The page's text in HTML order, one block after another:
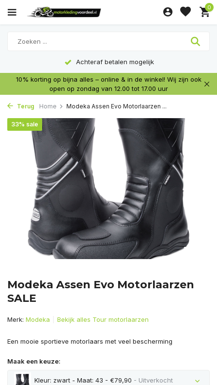
0
Achteraf betalen mogelijk
10% korting op bijna alles – online & in de winkel! Wij zijn ook
open op zondag van 12.00 tot 17.00 uur
Terug Home Modeka Assen Evo Motorlaarzen ...
Modeka Assen Evo Motorlaarzen
SALE
33% sale
Merk: Modeka Bekijk alles Tour motorlaarzen
Een mooie sportieve motorlaars met veel bescherming
Maak een keuze:
Kleur: zwart - Maat: 43 - €79,90 - Uitverkocht